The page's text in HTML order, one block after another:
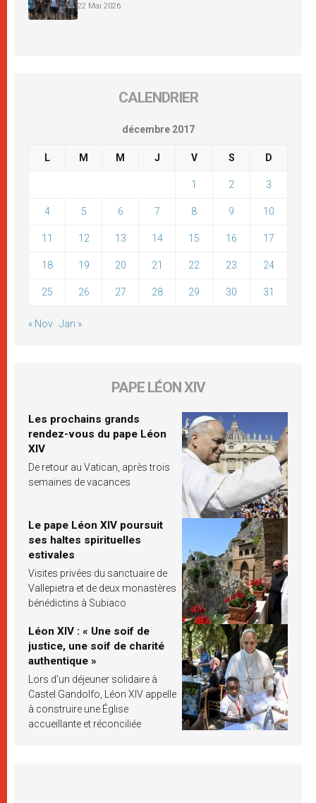
22 Mai 2026
CALENDRIER
décembre 2017
L M M J V S D
1 2 3
4 5 6 7 8 9 10
11 12 13 14 15 16 17
18 19 20 21 22 23 24
25 26 27 28 29 30 31
« Nov Jan »
PAPE LÉON XIV
Les prochains grands
rendez-vous du pape Léon
XIV
De retour au Vatican, après trois
semaines de vacances
Le pape Léon XIV poursuit
ses haltes spirituelles
estivales
Visites privées du sanctuaire de
Vallepietra et de deux monastères
bénédictins à Subiaco
Léon XIV : « Une soif de
justice, une soif de charité
authentique »
Lors d’un déjeuner solidaire à
Castel Gandolfo, Léon XIV appelle
à construire une Église
accueillante et réconciliée